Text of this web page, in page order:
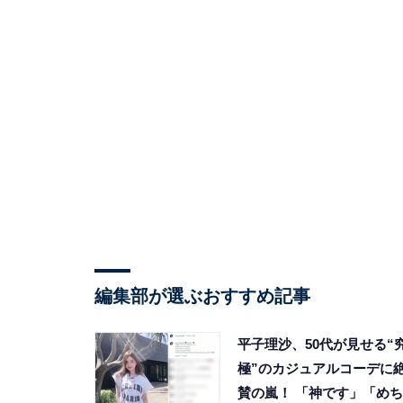
編集部が選ぶおすすめ記事
平子理沙、50代が見せる“
極”のカジュアルコーデに
賛の嵐！ 「神です」「めち